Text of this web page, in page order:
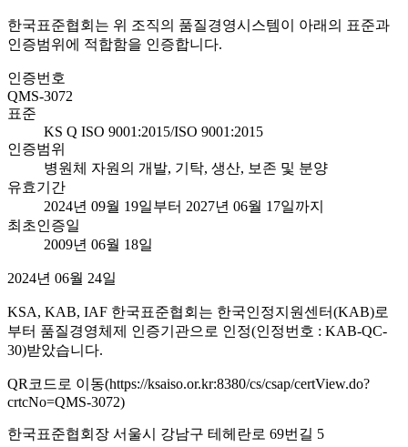
한국표준협회는 위 조직의 품질경영시스템이 아래의 표준과
인증범위에 적합함을 인증합니다.
인증번호
QMS-3072
표준
KS Q ISO 9001:2015/ISO 9001:2015
인증범위
병원체 자원의 개발, 기탁, 생산, 보존 및 분양
유효기간
2024년 09월 19일부터 2027년 06월 17일까지
최초인증일
2009년 06월 18일
2024년 06월 24일
KSA, KAB, IAF 한국표준협회는 한국인정지원센터(KAB)로
부터 품질경영체제 인증기관으로 인정(인정번호 : KAB-QC-
30)받았습니다.
QR코드로 이동(https://ksaiso.or.kr:8380/cs/csap/certView.do?
crtcNo=QMS-3072)
한국표준협회장 서울시 강남구 테헤란로 69번길 5